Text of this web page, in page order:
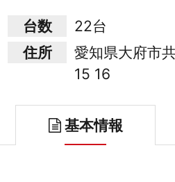
台数
22台
住所
愛知県大府市
15 16
基本情報